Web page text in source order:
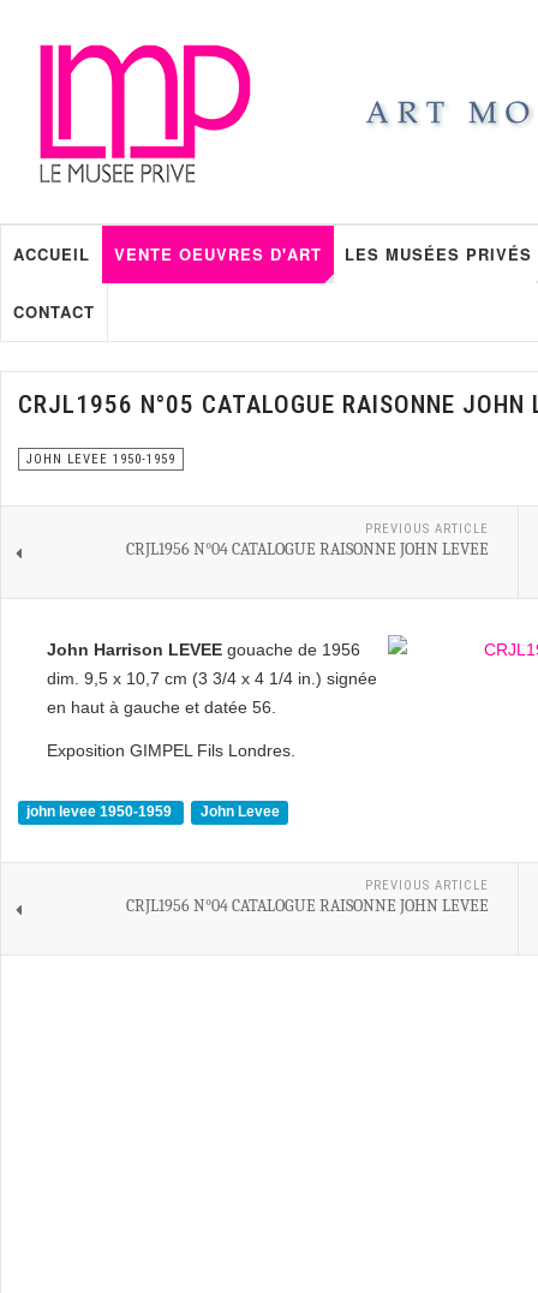
ACCUEIL VENTE OEUVRES D'ART LES MUSÉES PRIVÉS
CONTACT
CRJL1956 N°05 CATALOGUE RAISONNE JOHN
JOHN LEVEE 1950-1959
PREVIOUS ARTICLE
CRJL1956 N°04 CATALOGUE RAISONNE JOHN LEVEE
John Harrison LEVEE gouache de 1956
dim. 9,5 x 10,7 cm (3 3/4 x 4 1/4 in.) signée
en haut à gauche et datée 56.
Exposition GIMPEL Fils Londres.
john levee 1950-1959 John Levee
PREVIOUS ARTICLE
CRJL1956 N°04 CATALOGUE RAISONNE JOHN LEVEE